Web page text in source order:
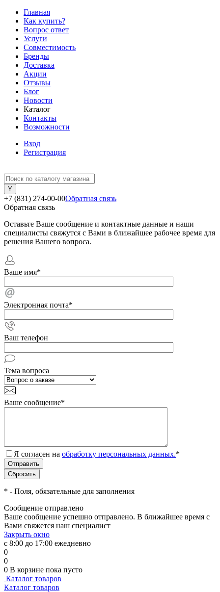
Главная
Как купить?
Вопрос ответ
Услуги
Совместимость
Бренды
Доставка
Акции
Отзывы
Блог
Новости
Каталог
Контакты
Возможности
Вход
Регистрация
+7 (831) 274-00-00Обратная связь
Обратная связь
Оставьте Ваше сообщение и контактные данные и наши
специалисты свяжутся с Вами в ближайшее рабочее время для
решения Вашего вопроса.
Ваше имя*
Электронная почта*
Ваш телефон
Тема вопроса
Ваше сообщение*
Я согласен на обработку персональных данных.*
* - Поля, обязательные для заполнения
Сообщение отправлено
Ваше сообщение успешно отправлено. В ближайшее время с
Вами свяжется наш специалист
Закрыть окно
с 8:00 до 17:00 ежедневно
0
0
0 В корзине пока пусто
Каталог товаров
Каталог товаров